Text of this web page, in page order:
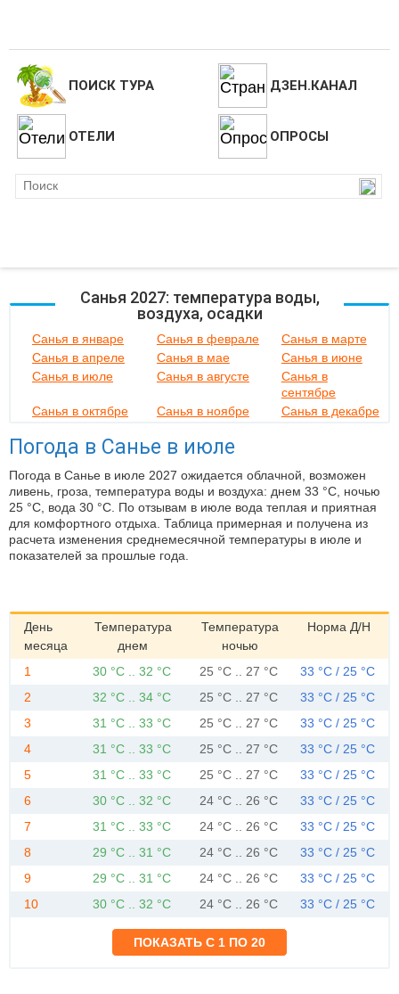
ПОИСК ТУРА ДЗЕН.КАНАЛ
ОТЕЛИ ОПРОСЫ
Санья 2027: температура воды,
воздуха, осадки
Санья в январе Санья в феврале
Санья в марте
Санья в апреле
Санья в мае
Санья в июне
Санья в июле
Санья в августе
Санья в
сентябре
Санья в октябре
Санья в ноябре Санья в декабре
Погода в Санье в июле
Погода в Санье в июле 2027 ожидается облачной, возможен
ливень, гроза, температура воды и воздуха: днем 33 °C, ночью
25 °C, вода 30 °C. По отзывам в июле вода теплая и приятная
для комфортного отдыха. Таблица примерная и получена из
расчета изменения среднемесячной температуры в июле и
показателей за прошлые года.
День
месяца
Температура
днем
Температура
ночью
Норма Д/Н
1 30 °C .. 32 °C 25 °C .. 27 °C
33 °C / 25 °C
2
32 °C .. 34 °C 25 °C .. 27 °C
33 °C / 25 °C
3
31 °C .. 33 °C 25 °C .. 27 °C
33 °C / 25 °C
4
31 °C .. 33 °C 25 °C .. 27 °C
33 °C / 25 °C
5
31 °C .. 33 °C 25 °C .. 27 °C
33 °C / 25 °C
6
30 °C .. 32 °C 24 °C .. 26 °C
33 °C / 25 °C
7
31 °C .. 33 °C 24 °C .. 26 °C
33 °C / 25 °C
8
29 °C .. 31 °C 24 °C .. 26 °C
33 °C / 25 °C
9
29 °C .. 31 °C 24 °C .. 26 °C
33 °C / 25 °C
10
30 °C .. 32 °C 24 °C .. 26 °C 33 °C / 25 °C